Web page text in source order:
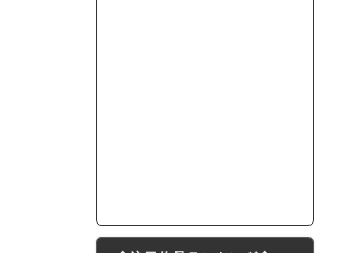
下半身トレーニング、太も